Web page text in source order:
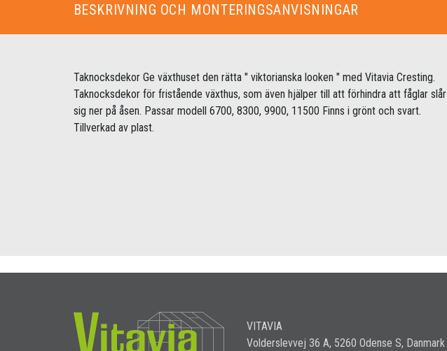
BESKRIVNING OCH MONTERINGSANVISNINGAR
Taknocksdekor Ge växthuset den rätta " viktorianska looken " med Vitavia Cresting.
Taknocksdekor för fristående växthus, som även hjälper till att förhindra att fåglar slår
sig ner på åsen. Passar modell 6700, 8300, 9900, 11500 Finns i grönt och svart.
Tillverkad av plast.
VITAVIA
Volderslevvej 36 A, 5260 Odense S, Danmark